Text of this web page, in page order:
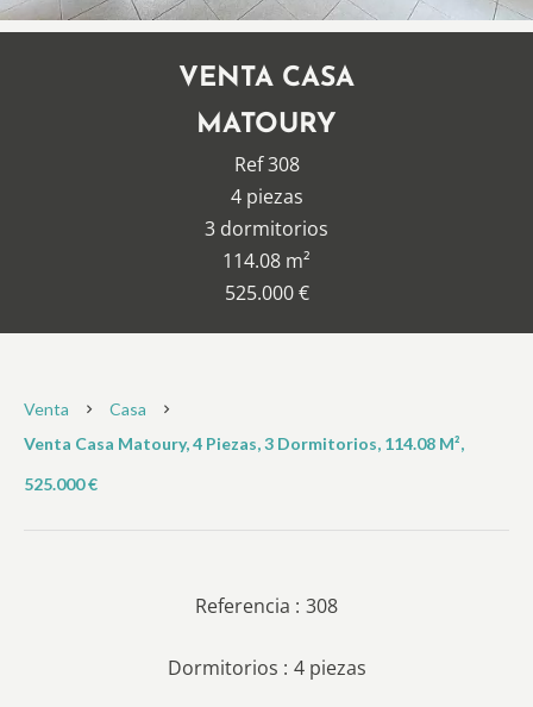
VENTA CASA
MATOURY
Ref 308
4 piezas
3 dormitorios
114.08 m²
525.000 €
Venta
Casa
Venta Casa Matoury, 4 Piezas, 3 Dormitorios, 114.08 M²,
525.000 €
Referencia 308
Dormitorios 4 piezas